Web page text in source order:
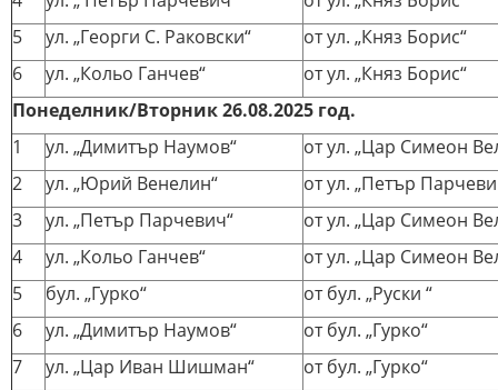
5
ул. „Георги С. Раковски“
от ул. „Княз Борис“
6
ул. „Кольо Ганчев“
от ул. „Княз Борис“
Понеделник/Вторник 26.08.2025 год.
1
ул. „Димитър Наумов“
от ул. „Цар Симеон
2
ул. „Юрий Венелин“
от ул. „Петър
3
ул. „Петър Парчевич“
от ул. „Цар Симеон
4
ул. „Кольо Ганчев“
от ул. „Цар Симеон
5
бул. „Гурко“
от бул. „Руски “
6
ул. „Димитър Наумов“
от бул. „Гурко“
7
ул. „Цар Иван Шишман“
от бул. „Гурко“